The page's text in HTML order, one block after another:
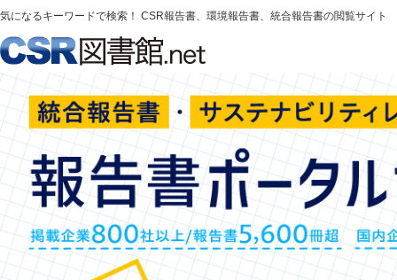
気になるキーワードで検索！ CSR報告書、環境報告書、統合報告書の閲覧サイト